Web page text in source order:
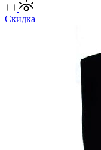
Скидка